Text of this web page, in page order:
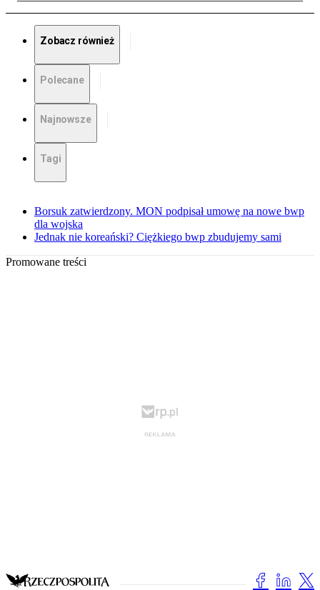
Zobacz również
Polecane
Najnowsze
Tagi
Borsuk zatwierdzony. MON podpisał umowę na nowe bwp
dla wojska
Jednak nie koreański? Ciężkiego bwp zbudujemy sami
Promowane treści